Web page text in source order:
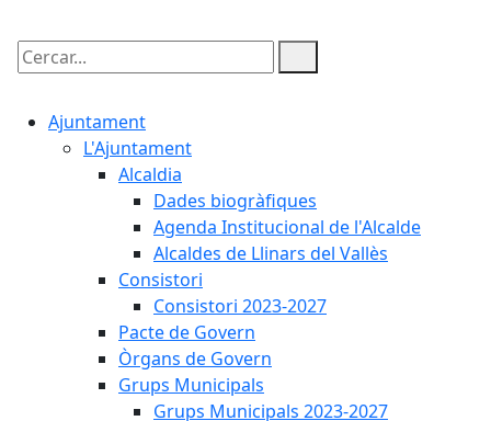
Cercar:
Ajuntament
L'Ajuntament
Alcaldia
Dades biogràfiques
Agenda Institucional de l'Alcalde
Alcaldes de Llinars del Vallès
Consistori
Consistori 2023-2027
Pacte de Govern
Òrgans de Govern
Grups Municipals
Grups Municipals 2023-2027